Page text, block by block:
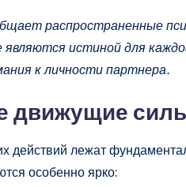
распространенные
являются истиной для
к личности партнера.
движущие
действий лежат
особенно ярко: